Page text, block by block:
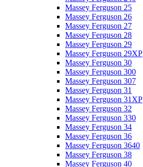
Massey Ferguson 25
Massey Ferguson 26
Massey Ferguson 27
Massey Ferguson 28
Massey Ferguson 29
Massey Ferguson 29XP
Massey Ferguson 30
Massey Ferguson 300
Massey Ferguson 307
Massey Ferguson 31
Massey Ferguson 31XP
Massey Ferguson 32
Massey Ferguson 330
Massey Ferguson 34
Massey Ferguson 36
Massey Ferguson 3640
Massey Ferguson 38
Massey Ferguson 40